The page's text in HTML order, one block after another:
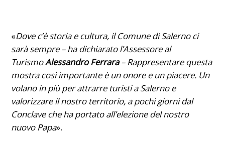
«Dove c’è storia e cultura, il Comune di Salerno ci
sarà sempre – ha dichiarato l’Assessore al
TurismoAlessandro Ferrara– Rappresentare questa
mostra così importante è un onore e un piacere. Un
volano in più per attrarre turisti a Salerno e
valorizzare il nostro territorio, a pochi giorni dal
Conclave che ha portato all’elezione del nostro
nuovo Papa».